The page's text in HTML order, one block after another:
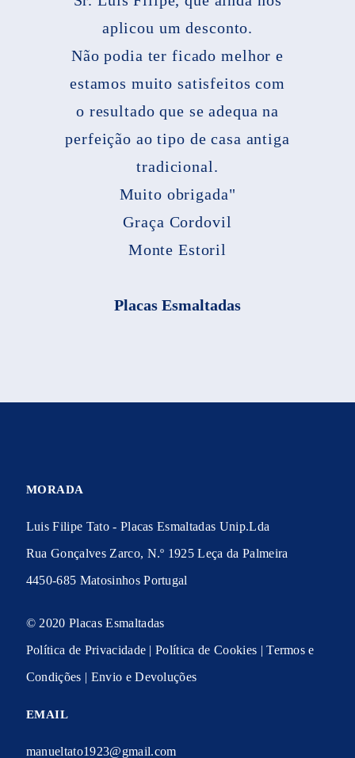
aplicou um desconto.
Não podia ter ficado melhor e
estamos muito satisfeitos com
o resultado que se adequa na
perfeição ao tipo de casa antiga
tradicional.
Muito obrigada"
Graça Cordovil
Monte Estoril
Placas Esmaltadas
MORADA
Luis Filipe Tato - Placas Esmaltadas Unip.Lda
Rua Gonçalves Zarco, N.º 1925 Leça da Palmeira
4450-685 Matosinhos Portugal
© 2020 Placas Esmaltadas
Política de Privacidade |Política de Cookies |Termos e
Condições | Envio e Devoluções
EMAIL
manueltato1923@gmail.com